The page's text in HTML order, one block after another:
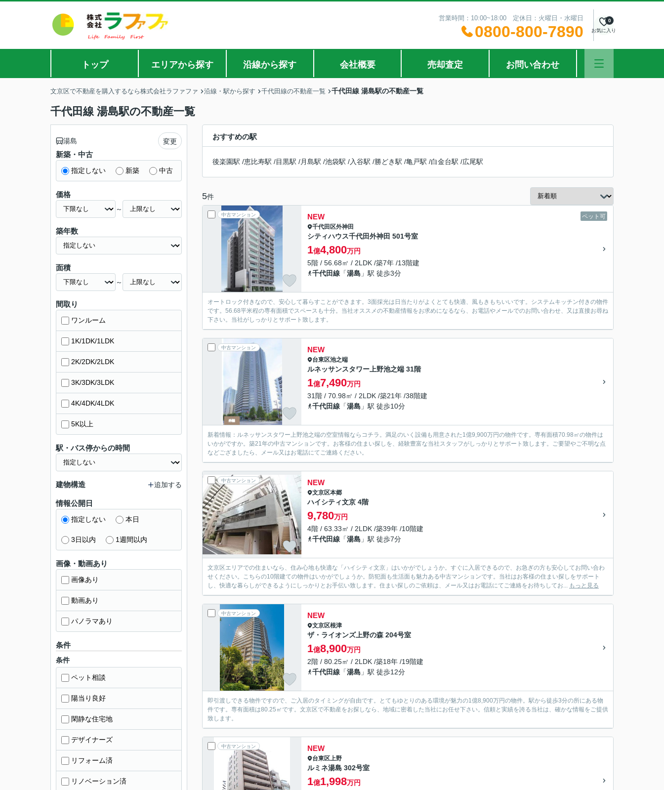
営業時間：10:00~18:00 定休日：火曜日・水曜日
0800-800-7890 お気に入り
0
トップ エリアから探す 沿線から探す 会社概要 売却査定 お問い合わせ
文京区で不動産を購入するなら株式会社ラファファ 沿線・駅から探す 千代田線の不動産一覧 千代田線 湯島駅の不動産一覧
千代田線 湯島駅の不動産一覧
おすすめの駅
後楽園駅 /恵比寿駅 /目黒駅 /月島駅 /池袋駅 /入谷駅 /勝どき駅 /亀戸駅 /白金台駅 /広尾駅
5件
中古マンション ペット可
NEW
千代田区外神田
シティハウス千代田外神田 501号室
1億4,800万円
5階 / 56.68㎡ / 2LDK /築7年 /13階建
千代田線 「湯島 」駅 徒歩3分
オートロック付きなので、安心して暮らすことができます。3面採光は日当たりがよくとても快適、風もきもちいいです。システムキッチン付きの物件
です。56.68平米程の専有面積でスペースも十分。当社オススメの不動産情報をお求めになるなら、お電話やメールでのお問い合わせ、又は直接お尋ね
下さい。当社がしっかりとサポート致します。
中古マンション NEW
台東区池之端
ルネッサンスタワー上野池之端 31階
1億7,490万円
31階 / 70.98㎡ / 2LDK /築21年 /38階建
千代田線 「湯島 」駅 徒歩10分
新着情報：ルネッサンスタワー上野池之端の空室情報ならコチラ。満足のいく設備も用意された1億9,900万円の物件です。専有面積70.98㎡の物件は
いかがですか。築21年の中古マンションです。お客様の住まい探しを、経験豊富な当社スタッフがしっかりとサポート致します。ご要望やご不明な点
などござましたら、メール又はお電話にてご連絡ください。
中古マンション NEW
文京区本郷
ハイシティ文京 4階
9,780万円
4階 / 63.33㎡ / 2LDK /築39年 /10階建
千代田線 「湯島 」駅 徒歩7分
文京区エリアでの住まいなら、住み心地も快適な「ハイシティ文京」はいかがでしょうか。すぐに入居できるので、お急ぎの方も安心してお問い合わ
せください。こちらの10階建ての物件はいかがでしょうか。防犯面も生活面も魅力ある中古マンションです。当社はお客様の住まい探しをサポート
し、快適な暮らしができるようにしっかりとお手伝い致します。住まい探しのご依頼は、メール又はお電話にてご連絡をお待ちしてお... もっと見る
中古マンション NEW
文京区根津
ザ・ライオンズ上野の森 204号室
1億8,900万円
2階 / 80.25㎡ / 2LDK /築18年 /19階建
千代田線 「湯島 」駅 徒歩12分
即引渡しできる物件ですので、ご入居のタイミングが自由です。とてもゆとりのある環境が魅力の1億8,900万円の物件。駅から徒歩3分の所にある物
件です。専有面積は80.25㎡です。文京区で不動産をお探しなら、地域に密着した当社にお任せ下さい。信頼と実績を誇る当社は、確かな情報をご提供
致します。
中古マンション NEW
台東区上野
ルミネ湯島 302号室
1億1,998万円
湯島 変更
新築・中古
指定しない 新築 中古
価格
～
築年数
面積
～
間取り
ワンルーム
1K/1DK/1LDK
2K/2DK/2LDK
3K/3DK/3LDK
4K/4DK/4LDK
5K以上
駅・バス停からの時間
建物構造 追加する
情報公開日
指定しない 本日
3日以内 1週間以内
画像・動画あり
画像あり
動画あり
パノラマあり
条件
条件
ペット相談
陽当り良好
閑静な住宅地
デザイナーズ
リフォーム済
リノベーション済